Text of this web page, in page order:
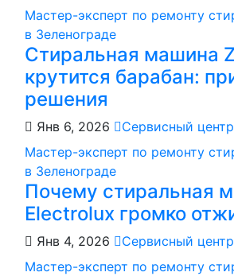
Мастер-эксперт по ремонту
в Зеленограде
Стиральная машина
крутится барабан:
решения
Янв 6, 2026
Сервисный центр
Мастер-эксперт по ремонту
в Зеленограде
Почему стиральная
Electrolux громко
Янв 4, 2026
Сервисный центр
Мастер-эксперт по ремонту